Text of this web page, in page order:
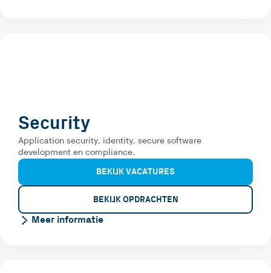
Security
Application security, identity, secure software
development en compliance.
BEKIJK VACATURES
BEKIJK OPDRACHTEN
Meer informatie